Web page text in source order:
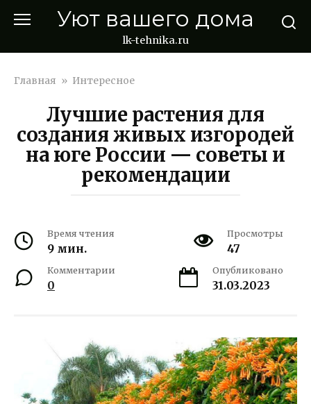
Уют вашего дома
lk-tehnika.ru
Главная » Интересное
Лучшие растения для
создания живых изгородей
на юге России — советы и
рекомендации
Время чтения
9 мин.
Просмотры
47
Комментарии
0
Опубликовано
31.03.2023